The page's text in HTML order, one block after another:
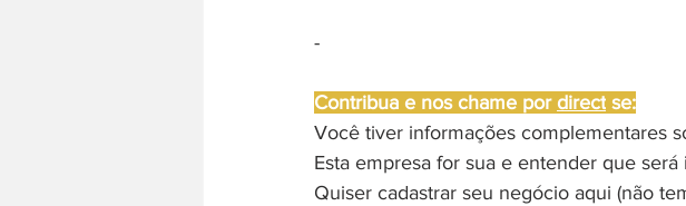
-
Contribua e nos chame por direct se:
Você tiver informações complementares
Esta empresa for sua e entender que
Quiser cadastrar seu negócio aqui (não